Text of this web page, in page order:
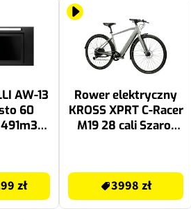
AW-13
60
h
zł
Rower elektryczny
KROSS XPRT C-Racer
M19 28 cali Szaro-
3998 zł